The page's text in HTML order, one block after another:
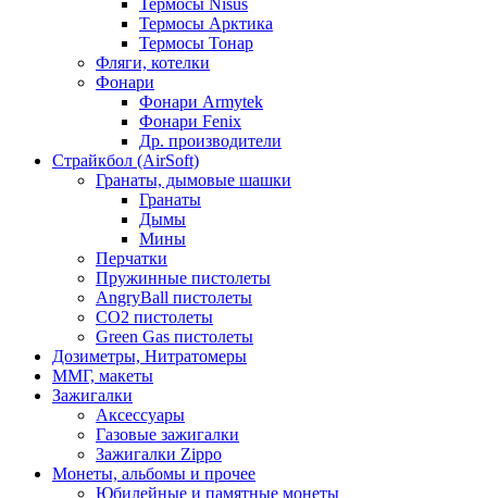
Термосы Арктика
Термосы Тонар
Фляги, котелки
Фонари
Фонари Armytek
Фонари Fenix
Др. производители
Страйкбол (AirSoft)
Гранаты, дымовые шашки
Гранаты
Дымы
Мины
Перчатки
Пружинные пистолеты
AngryBall пистолеты
CO2 пистолеты
Green Gas пистолеты
Дозиметры, Нитратомеры
ММГ, макеты
Зажигалки
Аксессуары
Газовые зажигалки
Зажигалки Zippo
Монеты, альбомы и прочее
Юбилейные и памятные монеты